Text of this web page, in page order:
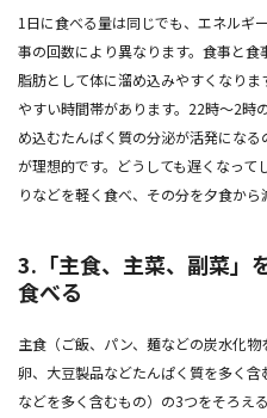
1日に食べる量は同じでも、エネルギ
事の回数により異なります。食事と
脂肪として体に溜め込みやすくなり
やすい時間帯があります。22時～2時
め込むたんぱく質の分泌が活発にな
が理想的です。どうしても遅くなっ
りなどを軽く食べ、その分を夕食から
3.「主食、主菜、副菜」
食べる
主食（ご飯、パン、麺などの炭水化物
卵、大豆製品などたんぱく質を多く
などを多く含むもの）の3つをそろえ